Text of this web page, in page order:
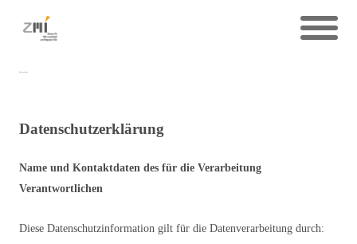
Datenschutzerklärung
Name und Kontaktdaten des für die Verarbeitung
Verantwortlichen
Diese Datenschutzinformation gilt für die Datenverarbeitung durch: